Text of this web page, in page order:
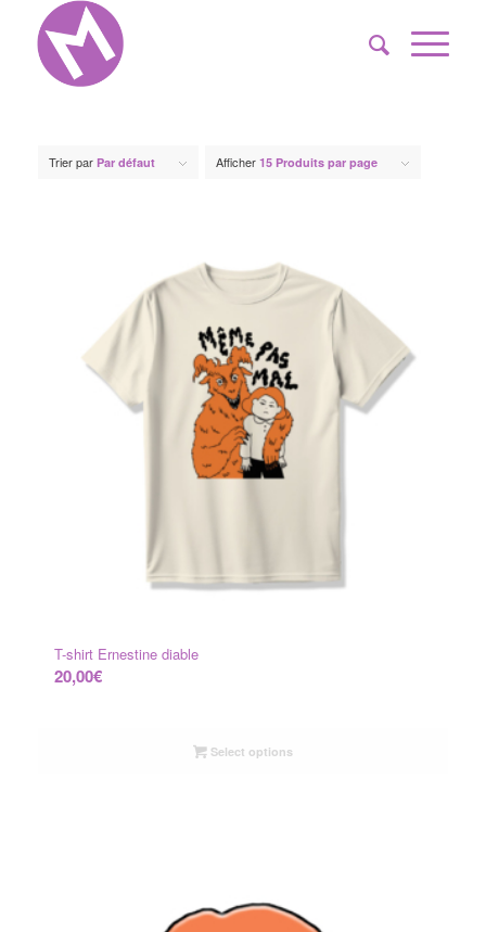
Trier par Par défaut Afficher 15 Produits par page
T-shirt Ernestine diable
20,00€
Select options